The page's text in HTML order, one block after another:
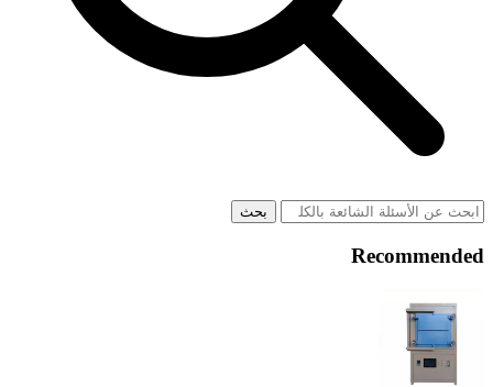
بحث
Recommended